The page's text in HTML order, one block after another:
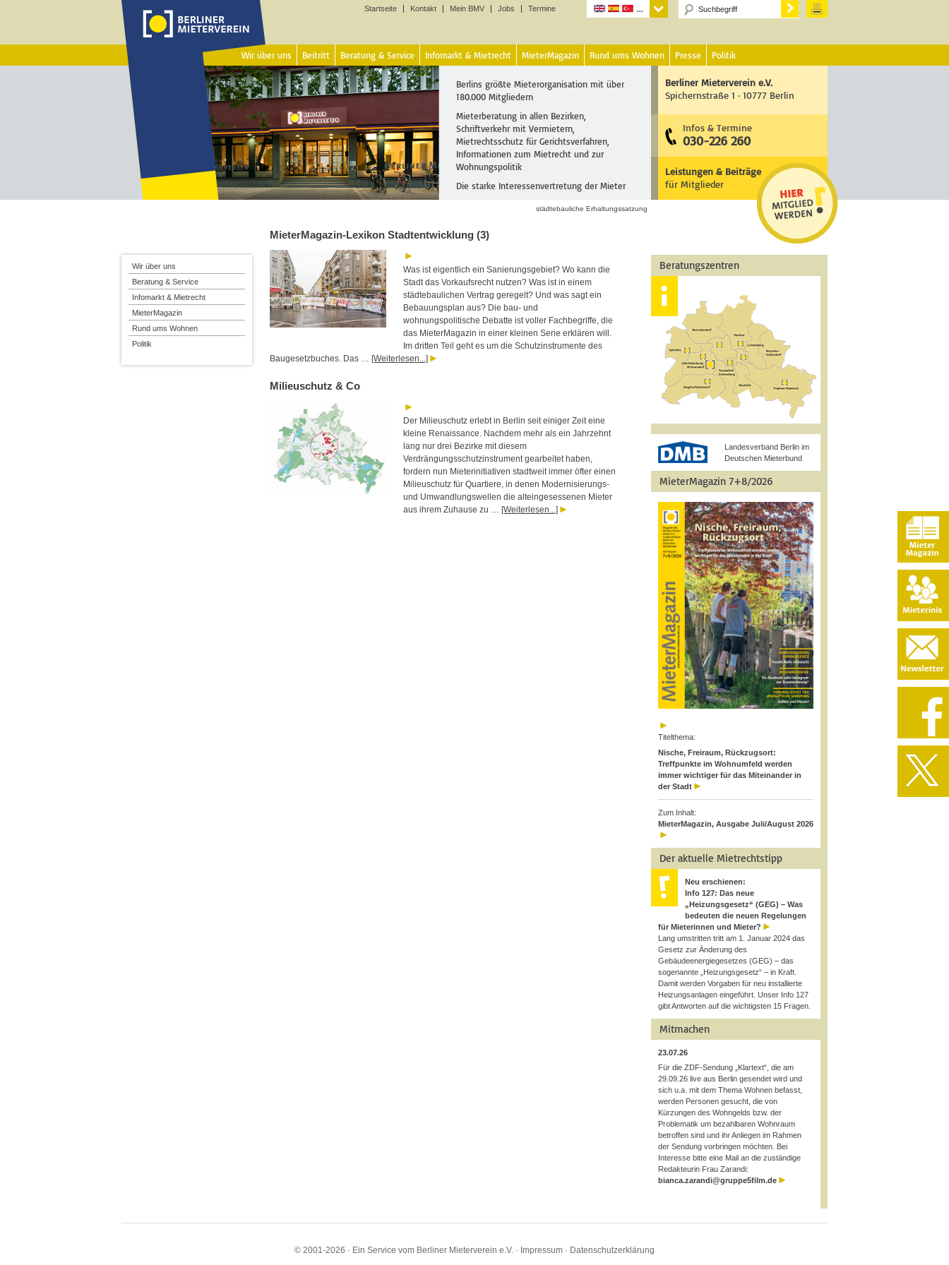
Startseite Kontakt Mein BMV Jobs Termine
Wir über uns Beitritt Beratung & Service Infomarkt & Mietrecht MieterMagazin Rund ums Wohnen Presse Politik
Berlins größte Mieterorganisation mit über
180.000 Mitgliedern
Mieterberatung in allen Bezirken,
Schriftverkehr mit Vermietern,
Mietrechtsschutz für Gerichtsverfahren,
Informationen zum Mietrecht und zur
Wohnungspolitik
Die starke Interessenvertretung der Mieter
Berliner Mieterverein e.V.
Spichernstraße 1 · 10777 Berlin
Infos & Termine
030-226 260
Leistungen & Beiträge
für Mitglieder
städtebauliche Erhaltungssatzung
MieterMagazin-Lexikon Stadtentwicklung (3)
Was ist eigentlich ein Sanierungsgebiet? Wo kann die
Stadt das Vorkaufsrecht nutzen? Was ist in einem
städtebaulichen Vertrag geregelt? Und was sagt ein
Bebauungsplan aus? Die bau- und
wohnungspolitische Debatte ist voller Fachbegriffe, die
das MieterMagazin in einer kleinen Serie erklären will.
Im dritten Teil geht es um die Schutzinstrumente des
Baugesetzbuches. Das … [Weiterlesen...]
Milieuschutz & Co
Der Milieuschutz erlebt in Berlin seit einiger Zeit eine
kleine Renaissance. Nachdem mehr als ein Jahrzehnt
lang nur drei Bezirke mit diesem
Verdrängungsschutzinstrument gearbeitet haben,
fordern nun Mieterinitiativen stadtweit immer öfter einen
Milieuschutz für Quartiere, in denen Modernisierungs-
und Umwandlungswellen die alteingesessenen Mieter
aus ihrem Zuhause zu … [Weiterlesen...]
Beratungszentren
Landesverband Berlin im
Deutschen Mieterbund
MieterMagazin 7+8/2026
Titelthema:
Nische, Freiraum, Rückzugsort:
Treffpunkte im Wohnumfeld werden
immer wichtiger für das Miteinander in
der Stadt
Zum Inhalt:
MieterMagazin, Ausgabe Juli/August 2026
Der aktuelle Mietrechtstipp
Neu erschienen:
Info 127: Das neue
„Heizungsgesetz“ (GEG) – Was
bedeuten die neuen Regelungen
für Mieterinnen und Mieter?
Lang umstritten tritt am 1. Januar 2024 das
Gesetz zur Änderung des
Gebäudeenergiegesetzes (GEG) – das
sogenannte „Heizungsgesetz“ – in Kraft.
Damit werden Vorgaben für neu installierte
Heizungsanlagen eingeführt. Unser Info 127
gibt Antworten auf die wichtigsten 15 Fragen.
Mitmachen
23.07.26
Für die ZDF-Sendung „Klartext“, die am
29.09.26 live aus Berlin gesendet wird und
sich u.a. mit dem Thema Wohnen befasst,
werden Personen gesucht, die von
Kürzungen des Wohngelds bzw. der
Problematik um bezahlbaren Wohnraum
betroffen sind und ihr Anliegen im Rahmen
der Sendung vorbringen möchten. Bei
Interesse bitte eine Mail an die zuständige
Redakteurin Frau Zarandi:
bianca.zarandi@gruppe5film.de
Wir über uns
Beratung & Service
Infomarkt & Mietrecht
MieterMagazin
Rund ums Wohnen
Politik
© 2001-2026 · Ein Service vom Berliner Mieterverein e.V. · Impressum · Datenschutzerklärung